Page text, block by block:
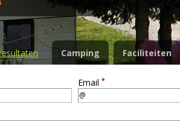
Camping Faciliteiten
Email *